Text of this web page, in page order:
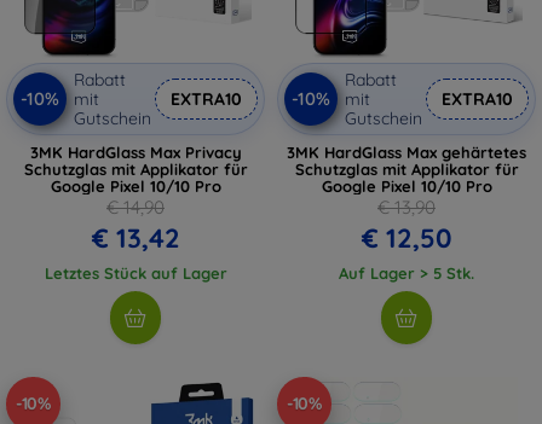
-10%
Rabatt
mit
Gutschein
EXTRA10
3MK HardGlass Max Privacy
Schutzglas mit Applikator für
Google Pixel 10/10 Pro
€ 14,90
€ 13,42
Letztes Stück auf Lager
-10%
Rabatt
mit
Gutschein
EXTRA10
3MK HardGlass Max gehärtetes
Schutzglas mit Applikator für
Google Pixel 10/10 Pro
€ 13,90
€ 12,50
Auf Lager > 5 Stk.
-10% -10%